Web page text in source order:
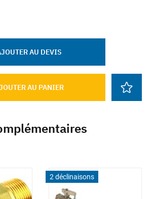
AU PANIER
AU DEVIS
2 déclinaisons